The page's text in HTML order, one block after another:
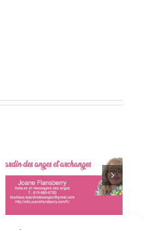
Horoscope angélique
mensuelle